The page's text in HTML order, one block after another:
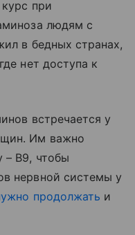
при
людям с
в бедных странах,
нет доступа к
встречается у
Им важно
– В9, чтобы
нервной системы у
продолжать и